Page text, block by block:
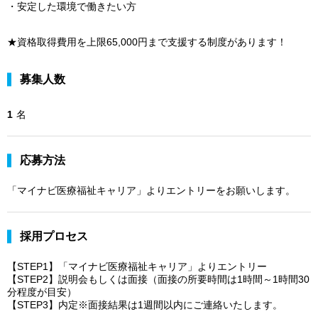
・安定した環境で働きたい方
★資格取得費用を上限65,000円まで支援する制度があります！
募集人数
1 名
応募方法
「マイナビ医療福祉キャリア」よりエントリーをお願いします。
採用プロセス
【STEP1】「マイナビ医療福祉キャリア」よりエントリー
【STEP2】説明会もしくは面接（面接の所要時間は1時間～1時間30
分程度が目安）
【STEP3】内定※面接結果は1週間以内にご連絡いたします。